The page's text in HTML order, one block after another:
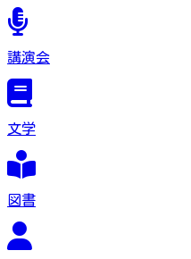
講演会
文学
図書